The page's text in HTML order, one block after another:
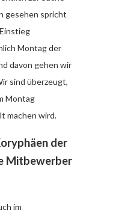
gesehen spricht
Montag der
davon gehen wir
sind überzeugt,
Montag
machen wird.
der
Mitbewerber
im